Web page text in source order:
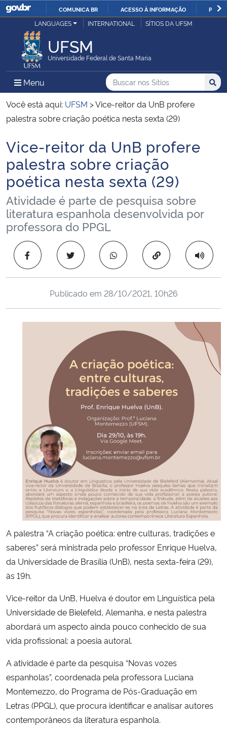
IR
COMUNICA BR ACESSO À INFORMAÇÃO
Ministério da Justiça e Segurança Pública
Ministério da Defesa
Ministério das Relações Exteriores
Ministério da Infraestrutura
Ministério da Agricultura, Pecuária e Abastecimento
Ministério da Educação
Ministério da Cidadania
Ministério da Saúde
Ministério de Minas e Energia
Ministério do Meio Ambiente
Ministério do Turismo
Ministério do Desenvolvimento Regional
Controladoria-Geral da União
Ministério da Mulher, da Família e dos Direitos Humanos
Secretaria-Geral
Secretaria de Governo
Gabinete de Segurança Institucional
Advocacia-Geral da União
Planalto
LANGUAGES INTERNATIONAL SÍTIOS DA UFSM
UFSM
Universidade Federal de Santa Maria
Menu Menu Principal do Sítio
Busca
Buscar no nos Sítios
Busca:
Você está aqui: UFSM >Vice-reitor da UnB profere
palestra sobre criação poética nesta sexta (29)
Início do conteúdo
Vice-reitor da UnB profere
palestra sobre criação
poética nesta sexta (29)
Atividade é parte de pesquisa sobre
literatura espanhola desenvolvida por
professora do PPGL
Copiar para área
Publicado em 28/10/2021, 10h26
A palestra “A criação poética: entre culturas, tradições e
saberes” será ministrada pelo professor Enrique Huelva,
da Universidade de Brasília (UnB), nesta sexta-feira (29),
às 19h.
Vice-reitor da UnB, Huelva é doutor em Linguística pela
Universidade de Bielefeld, Alemanha, e nesta palestra
abordará um aspecto ainda pouco conhecido de sua
vida profissional: a poesia autoral.
A atividade é parte da pesquisa “Novas vozes
espanholas”, coordenada pela professora Luciana
Montemezzo, do Programa de Pós-Graduação em
Letras (PPGL), que procura identificar e analisar autores
contemporâneos da literatura espanhola.